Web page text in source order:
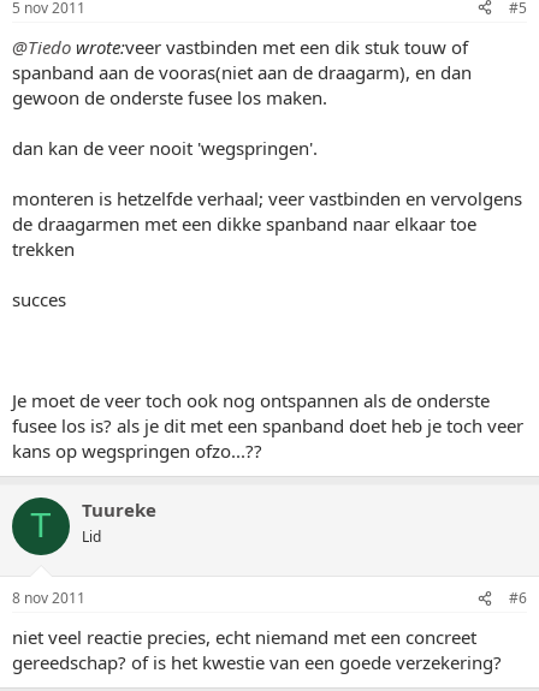
5 nov 2011 #5
@Tiedo wrote:veer vastbinden met een dik stuk touw of
spanband aan de vooras(niet aan de draagarm), en dan
gewoon de onderste fusee los maken.
dan kan de veer nooit 'wegspringen'.
monteren is hetzelfde verhaal; veer vastbinden en vervolgens
de draagarmen met een dikke spanband naar elkaar toe
trekken
succes
Je moet de veer toch ook nog ontspannen als de onderste
fusee los is? als je dit met een spanband doet heb je toch veer
kans op wegspringen ofzo...??
T Tuureke
Lid
8 nov 2011 #6
niet veel reactie precies, echt niemand met een concreet
gereedschap? of is het kwestie van een goede verzekering?